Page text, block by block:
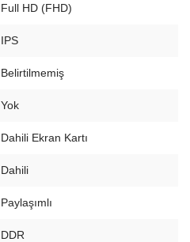
Full HD (FHD)
IPS
Belirtilmemiş
Yok
Dahili Ekran Kartı
Dahili
Paylaşımlı
DDR